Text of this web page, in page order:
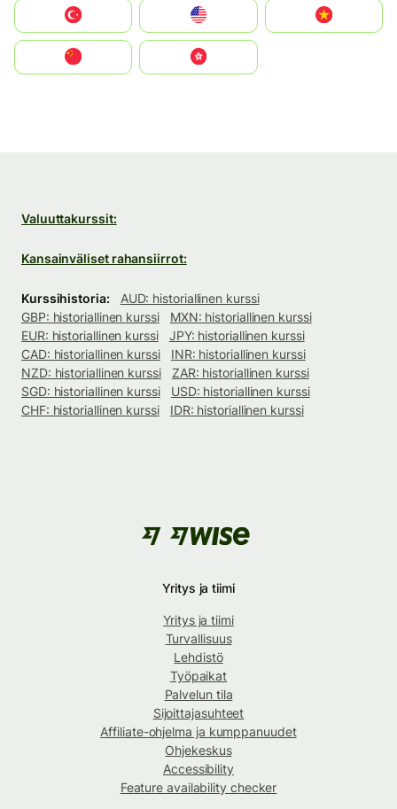
United States
中國香港特別行政區
Valuuttakurssit:
Kansainväliset rahansiirrot:
Kurssihistoria:
AUD: historiallinen kurssi
GBP: historiallinen kurssi
MXN: historiallinen kurssi
EUR: historiallinen kurssi
JPY: historiallinen kurssi
CAD: historiallinen kurssi
INR: historiallinen kurssi
NZD: historiallinen kurssi
ZAR: historiallinen kurssi
SGD: historiallinen kurssi
USD: historiallinen kurssi
CHF: historiallinen kurssi
IDR: historiallinen kurssi
Yritys ja tiimi
Yritys ja tiimi
Turvallisuus
Lehdistö
Työpaikat
Palvelun tila
Sijoittajasuhteet
Affiliate-ohjelma ja kumppanuudet
Ohjekeskus
Accessibility
Feature availability checker